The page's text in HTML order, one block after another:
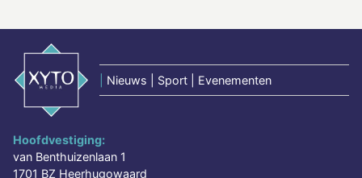
Nieuws | Sport | Evenementen
Hoofdvestiging:
van Benthuizenlaan 1
1701 BZ Heerhugowaard